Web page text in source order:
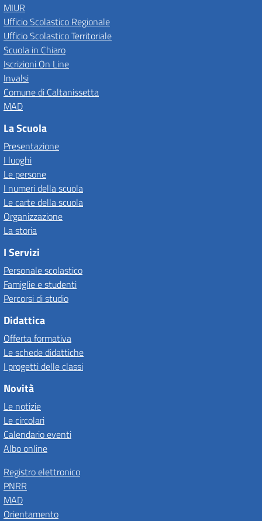
MIUR
Ufficio Scolastico Regionale
Ufficio Scolastico Territoriale
Scuola in Chiaro
Iscrizioni On Line
Invalsi
Comune di Caltanissetta
MAD
La Scuola
Presentazione
I luoghi
Le persone
I numeri della scuola
Le carte della scuola
Organizzazione
La storia
I Servizi
Personale scolastico
Famiglie e studenti
Percorsi di studio
Didattica
Offerta formativa
Le schede didattiche
I progetti delle classi
Novità
Le notizie
Le circolari
Calendario eventi
Albo online
Registro elettronico
PNRR
MAD
Orientamento